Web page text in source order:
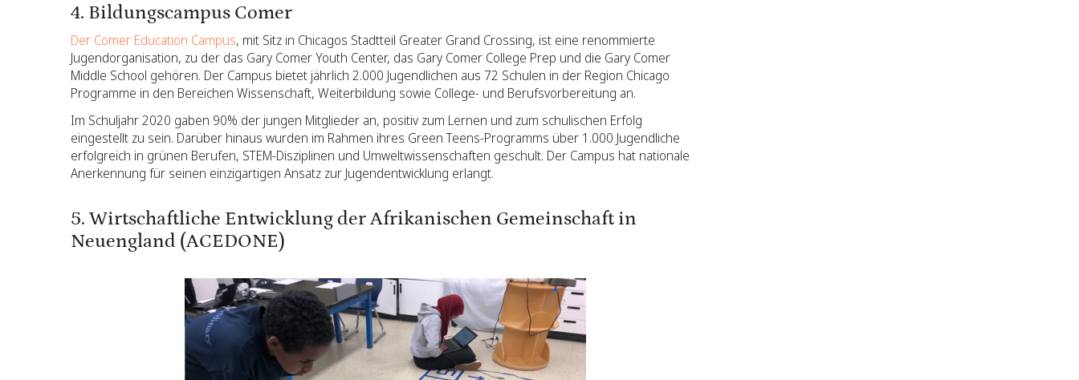
4. Bildungscampus Comer
Der Comer Education Campus, mit Sitz in Chicagos Stadtteil Greater Grand Crossing, ist eine renommierte
Jugendorganisation, zu der das Gary Comer Youth Center, das Gary Comer College Prep und die Gary Comer
Middle School gehören. Der Campus bietet jährlich 2.000 Jugendlichen aus 72 Schulen in der Region Chicago
Programme in den Bereichen Wissenschaft, Weiterbildung sowie College- und Berufsvorbereitung an.
Im Schuljahr 2020 gaben 90% der jungen Mitglieder an, positiv zum Lernen und zum schulischen Erfolg
eingestellt zu sein. Darüber hinaus wurden im Rahmen ihres Green Teens-Programms über 1.000 Jugendliche
erfolgreich in grünen Berufen, STEM-Disziplinen und Umweltwissenschaften geschult. Der Campus hat nationale
Anerkennung für seinen einzigartigen Ansatz zur Jugendentwicklung erlangt.
5. Wirtschaftliche Entwicklung der Afrikanischen Gemeinschaft in
Neuengland (ACEDONE)